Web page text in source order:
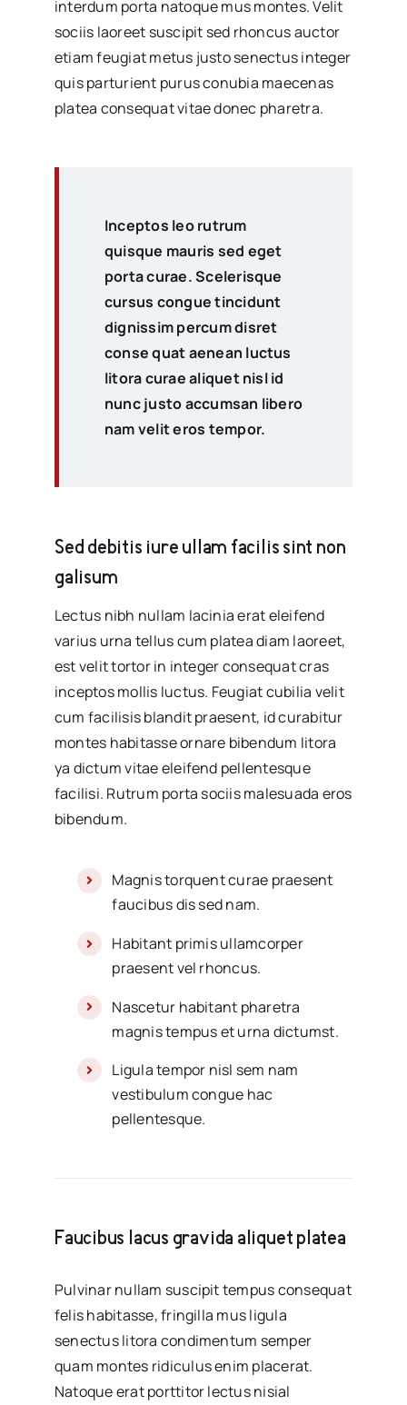
interdum porta natoque mus montes. Velit
sociis laoreet suscipit sed rhoncus auctor
etiam feugiat metus justo senectus integer
quis parturient purus conubia maecenas
platea consequat vitae donec pharetra.
Inceptos leo rutrum
quisque mauris sed eget
porta curae. Scelerisque
cursus congue tincidunt
dignissim percum disret
conse quat aenean luctus
litora curae aliquet nisl id
nunc justo accumsan libero
nam velit eros tempor.
Sed debitis iure ullam facilis sint non
galisum
Lectus nibh nullam lacinia erat eleifend
varius urna tellus cum platea diam laoreet,
est velit tortor in integer consequat cras
inceptos mollis luctus. Feugiat cubilia velit
cum facilisis blandit praesent, id curabitur
montes habitasse ornare bibendum litora
ya dictum vitae eleifend pellentesque
facilisi. Rutrum porta sociis malesuada eros
bibendum.
Magnis torquent curae praesent
faucibus dis sed nam.
Habitant primis ullamcorper
praesent vel rhoncus.
Nascetur habitant pharetra
magnis tempus et urna dictumst.
Ligula tempor nisl sem nam
vestibulum congue hac
pellentesque.
Faucibus lacus gravida aliquet platea
Pulvinar nullam suscipit tempus consequat
felis habitasse, fringilla mus ligula
senectus litora condimentum semper
quam montes ridiculus enim placerat.
Natoque erat porttitor lectus nisial